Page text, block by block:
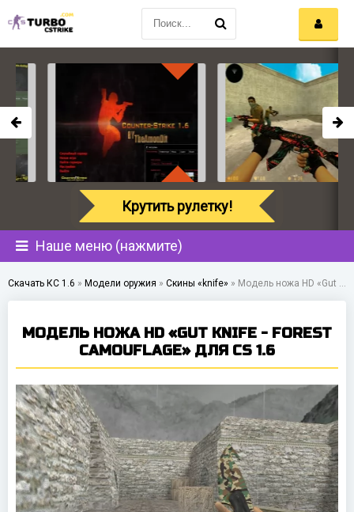
Наше меню (нажмите)
Скачать КС 1.6 » Модели оружия » Скины «knife» » Модель ножа HD «Gut Knife - Forest Camouflage» для CS 1.6
МОДЕЛЬ НОЖА HD «GUT KNIFE - FOREST
CAMOUFLAGE» ДЛЯ CS 1.6
Крутить рулетку!